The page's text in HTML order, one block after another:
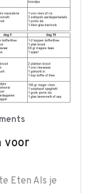
voor
Eten Als je